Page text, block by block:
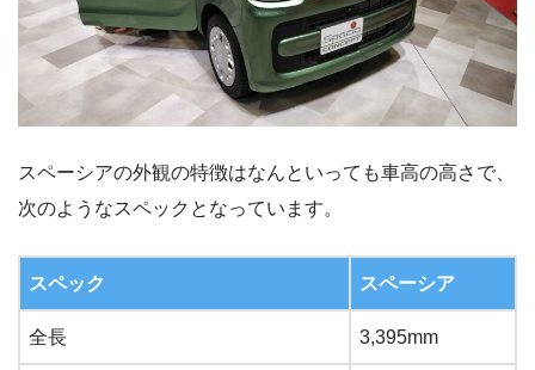
スペーシアの外観の特徴はなんといっても車高の高さで、
次のようなスペックとなっています。
スペック スペーシア
全長 3,395mm